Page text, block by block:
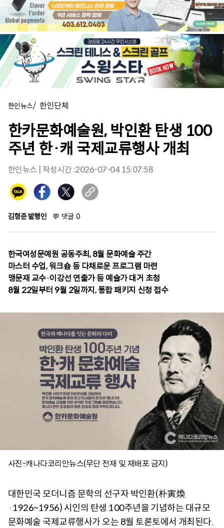
한인뉴스/ 한인단체
한카문화예술원, 박인환 탄생 100
주년 한·캐 국제교류행사 개최
한인뉴스 | 작성시간 :2026-07-04 15:07:58
김형준 발행인 💬 댓글 0
한국여성문예원 공동주최, 8월 문화예술 주간
마스터 수업, 워크숍 등 다채로운 프로그램 마련
맹문재 교수·이강선 연출가 등 예술가 대거 초청
8월 22일부터 9월 2일까지, 통합 패키지 신청 접수
사진-캐나다코리안뉴스(무단 전재 및 재배포 금지)
대한민국 모더니즘 문학의 선구자 박인환(朴寅煥
·1926~1956) 시인의 탄생 100주년을 기념하는 대규모
문화예술 국제교류행사가 오는 8월 토론토에서 개최된다.